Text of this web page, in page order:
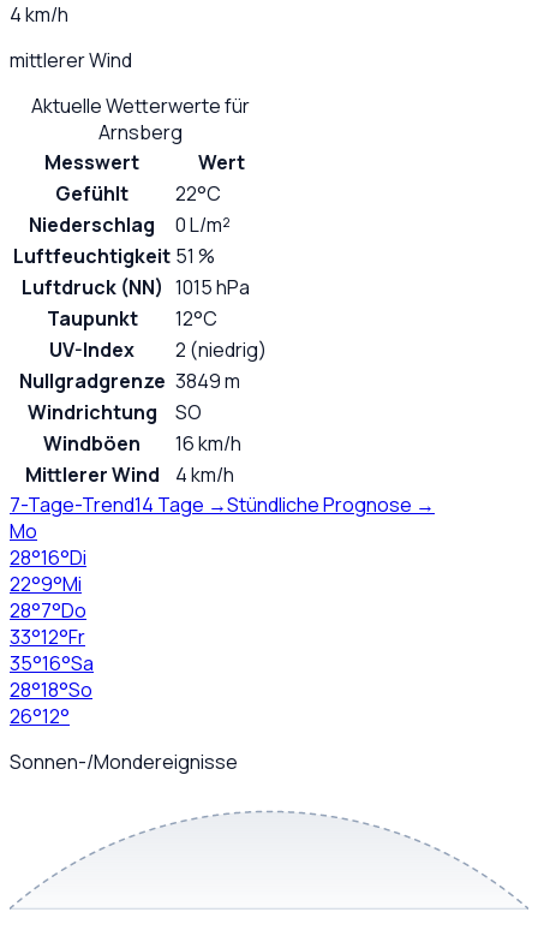
4 km/h
mittlerer Wind
Aktuelle Wetterwerte für
Arnsberg
Messwert
Wert
Gefühlt
22°C
Niederschlag
0 L/m²
Luftfeuchtigkeit 51 %
Luftdruck (NN) 1015 hPa
Taupunkt
12°C
UV-Index
2 (niedrig)
Nullgradgrenze 3849 m
Windrichtung
SO
Windböen
16 km/h
Mittlerer Wind
4 km/h
7-Tage-Trend14 Tage →Stündliche Prognose →
Mo
28°16°Di
22°9°Mi
28°7°Do
33°12°Fr
35°16°Sa
28°18°So
26°12°
Sonnen-/Mondereignisse